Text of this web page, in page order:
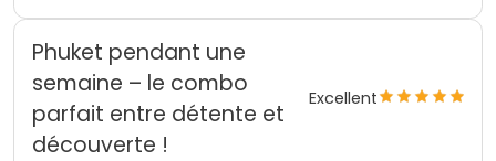
Phuket pendant une
semaine – le combo
parfait entre détente et
découverte !
Excellent